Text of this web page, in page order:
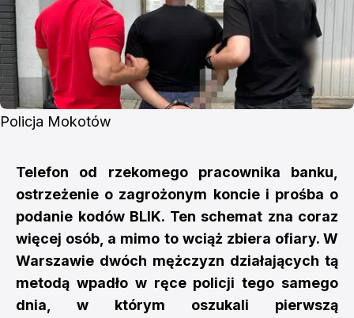
Policja Mokotów
Telefon od rzekomego pracownika banku,
ostrzeżenie o zagrożonym koncie i prośba o
podanie kodów BLIK. Ten schemat zna coraz
więcej osób, a mimo to wciąż zbiera ofiary. W
Warszawie dwóch mężczyzn działających tą
metodą wpadło w ręce policji tego samego
dnia, w którym oszukali pierwszą